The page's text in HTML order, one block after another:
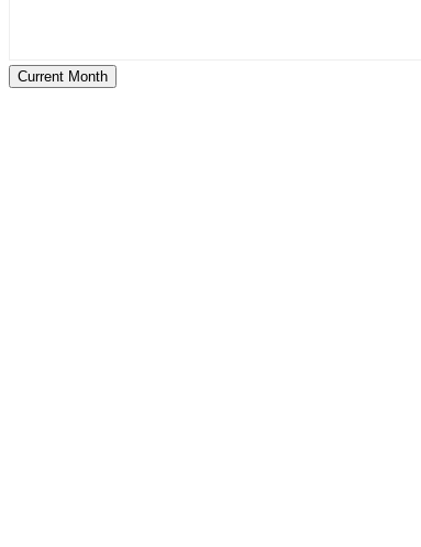
Current Month